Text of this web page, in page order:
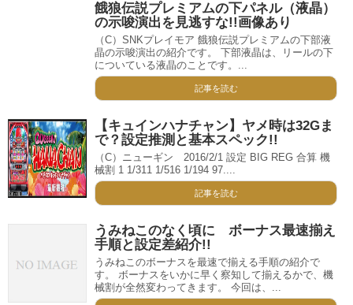
餓狼伝説プレミアムの下パネル（液晶）
の示唆演出を見逃すな!!画像あり
（C）SNKプレイモア 餓狼伝説プレミアムの下部液
晶の示唆演出の紹介です。 下部液晶は、リールの下
についている液晶のことです。...
記事を読む
【キュインハナチャン】ヤメ時は32Gま
で？設定推測と基本スペック!!
（C）ニューギン 2016/2/1 設定 BIG REG 合算 機
械割 1 1/311 1/516 1/194 97....
記事を読む
うみねこのなく頃に ボーナス最速揃え
手順と設定差紹介!!
うみねこのボーナスを最速で揃える手順の紹介で
す。 ボーナスをいかに早く察知して揃えるかで、機
械割が全然変わってきます。 今回は、...